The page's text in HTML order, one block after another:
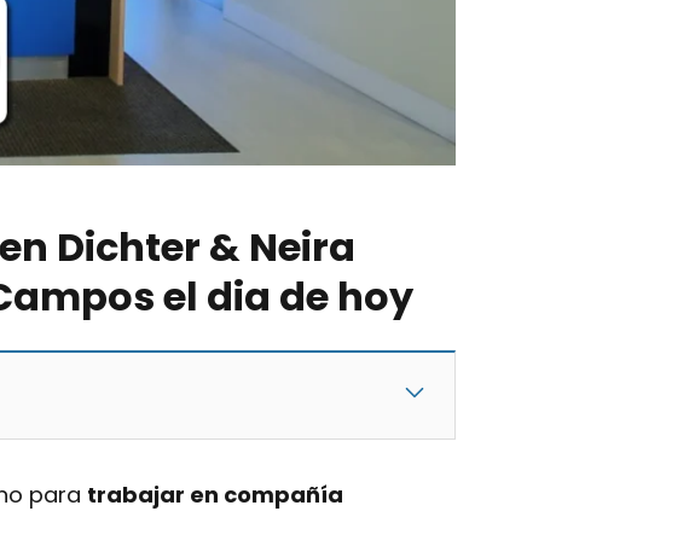
Dichter & Neira
el dia de hoy
para trabajar en compañía